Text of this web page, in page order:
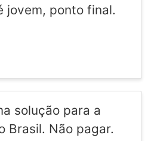
jovem, ponto final.
solução para a
Brasil. Não pagar.